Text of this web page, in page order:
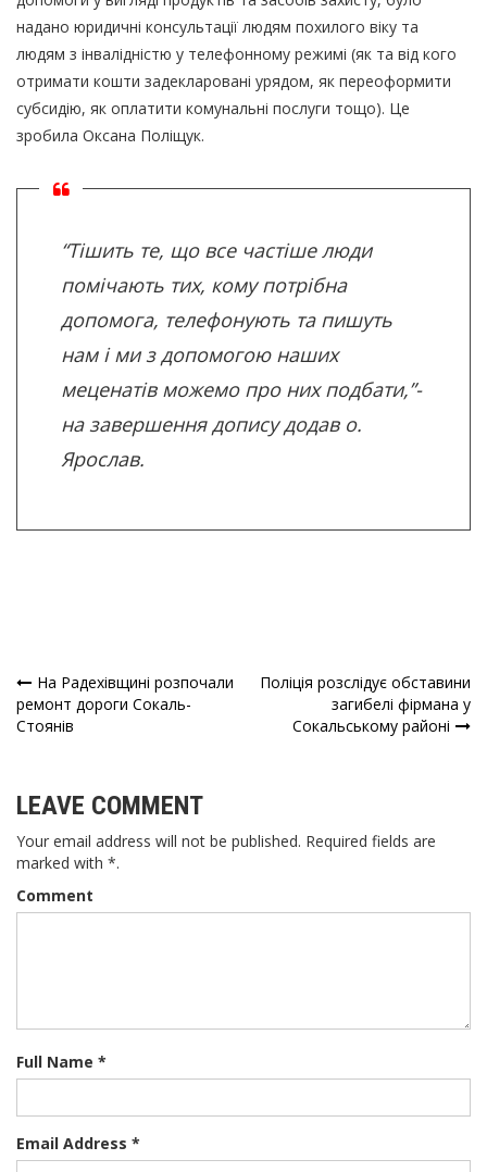
надано юридичні консультації людям похилого віку та
людям з інвалідністю у телефонному режимі (як та від кого
отримати кошти задекларовані урядом, як переоформити
субсидію, як оплатити комунальні послуги тощо). Це
зробила Оксана Поліщук.
“Тішить те, що все частіше люди
помічають тих, кому потрібна
допомога, телефонують та пишуть
нам і ми з допомогою наших
меценатів можемо про них подбати,”-
на завершення допису додав о.
Ярослав.
Навігація
На Радехівщині розпочали
ремонт дороги Сокаль-
Стоянів
Поліція розслідує обставини
загибелі фірмана у
Сокальському районі
LEAVE COMMENT
Your email address will not be published. Required fields are
marked with *.
Comment
Full Name *
Email Address *